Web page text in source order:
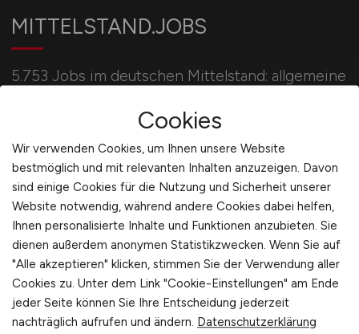
MITTELSTAND.JOBS
5.753 Jobs im deutschen Mittelstand: allgemeine
mittelständischen Unternehmen.
Für Arbeitgeber
Stellenanzeigen schalten
Mediadaten & Konditionen
Arbeitgeber Seite
Arbeitgeber Kontakt
Cookies
Wir verwenden Cookies, um Ihnen unsere Website
bestmöglich und mit relevanten Inhalten anzuzeigen. Davon
sind einige Cookies für die Nutzung und Sicherheit unserer
Website notwendig, während andere Cookies dabei helfen,
Ihnen personalisierte Inhalte und Funktionen anzubieten. Sie
dienen außerdem anonymen Statistikzwecken. Wenn Sie auf
"Alle akzeptieren" klicken, stimmen Sie der Verwendung aller
Cookies zu. Unter dem Link "Cookie-Einstellungen" am Ende
jeder Seite können Sie Ihre Entscheidung jederzeit
nachträglich aufrufen und ändern. Datenschutzerklärung